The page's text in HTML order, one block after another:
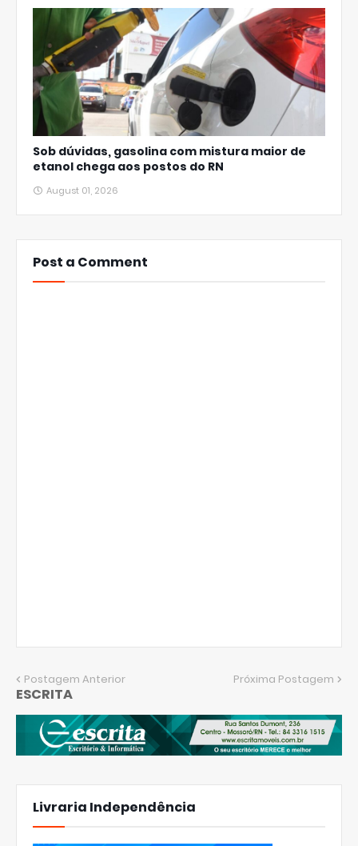
Sob dúvidas, gasolina com mistura maior de
etanol chega aos postos do RN
August 01, 2026
Post a Comment
Postagem Anterior Próxima Postagem
ESCRITA
Livraria Independência